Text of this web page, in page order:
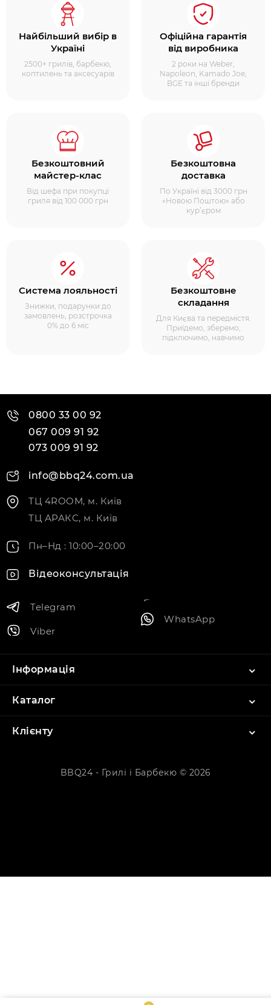
Найбільший вибір в
Україні
2500+ грилів, барбекю,
коптилень та аксесуарів
Офіційна гарантія
від виробника
2 роки на Weber,
Napoleon, Kamado Joe,
BGE та інші бренди
Безкоштовний
майстер-клас
Від шефа при покупці
гриля від 100 000 грн
Безкоштовна
доставка
По Україні від 3000 грн
«Новою Поштою» або
кур’єром
Система лояльності
Знижки, подарунки до
замовлень, розстрочка
0% до 6 міс
Безкоштовне
складання
Для Києва та передмістя.
Приїдемо, зберемо,
підключимо, навчимо
0800 33 00 92
067 009 91 92
073 009 91 92
info@bbq24.com.ua
ТЦ 4ROOM, м. Київ
ТЦ АРАКС, м. Київ
Пн–Нд : 10:00–20:00
Відеоконсультація
Telegram
Viber
WhatsApp
Інформація
Каталог
Клієнту
BBQ24 - Грилі і Барбекю © 2026